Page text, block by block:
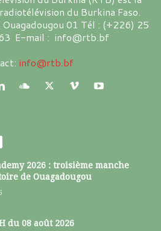
du Burkina Faso.
01 Tél : (+226) 25
E-mail : info@rtb.bf
info@rtb.bf
2026 : troisième manche
de Ouagadougou
du 08 août 2026